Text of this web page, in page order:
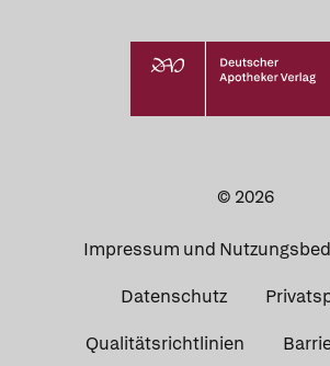
© 2026
Impressum und
Datenschutz
Qualitätsrichtlinien